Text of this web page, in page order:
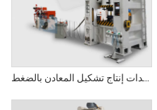
حلول معدات إنتاج تشكيل المعادن بالضغط